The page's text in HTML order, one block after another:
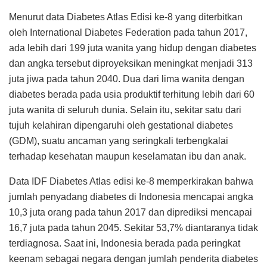
Menurut data Diabetes Atlas Edisi ke-8 yang diterbitkan
oleh International Diabetes Federation pada tahun 2017,
ada lebih dari 199 juta wanita yang hidup dengan diabetes
dan angka tersebut diproyeksikan meningkat menjadi 313
juta jiwa pada tahun 2040. Dua dari lima wanita dengan
diabetes berada pada usia produktif terhitung lebih dari 60
juta wanita di seluruh dunia. Selain itu, sekitar satu dari
tujuh kelahiran dipengaruhi oleh gestational diabetes
(GDM), suatu ancaman yang seringkali terbengkalai
terhadap kesehatan maupun keselamatan ibu dan anak.
Data IDF Diabetes Atlas edisi ke-8 memperkirakan bahwa
jumlah penyadang diabetes di Indonesia mencapai angka
10,3 juta orang pada tahun 2017 dan diprediksi mencapai
16,7 juta pada tahun 2045. Sekitar 53,7% diantaranya tidak
terdiagnosa. Saat ini, Indonesia berada pada peringkat
keenam sebagai negara dengan jumlah penderita diabetes